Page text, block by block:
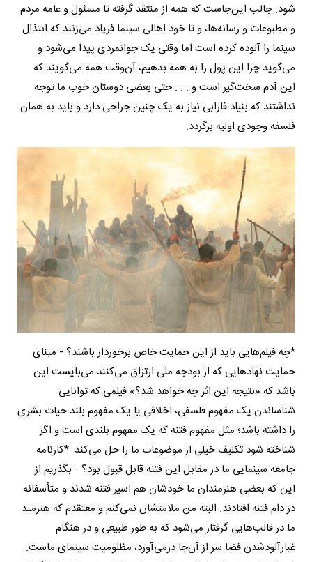
شود. جالب این‌جاست که همه از منتقد گرفته تا مسئول و عامه مردم
و مطبوعات و رسانه‌ها، و تا خود اهالی سینما فریاد می‌زنند که ابتذال
سینما را آلوده کرده است اما وقتی یک جوان‎مردی پیدا می‌شود و
می‌گوید چرا این پول را به همه بدهیم، آن‌وقت همه می‌گویند که
این آدم سخت‌گیر است و . . . حتی بعضی دوستان خوب ما توجه
نداشتند که بنیاد فارابی نیاز به یک چنین جراحی دارد و باید به همان
فلسفه وجودی اولیه برگردد.
*چه فیلم‌هایی باید از این حمایت خاص برخوردار باشند؟ - مبنای
حمایت نهادهایی که از بودجه ملی ارتزاق می‌کنند می‌بایست این
باشد که «نتیجه این اثر چه خواهد شد؟» فیلمی که توانایی
شناساندن یک مفهوم فلسفی، اخلاقی یا یک مفهوم بلند حیات بشری
را داشته باشد؛ مثل مفهوم فتنه که یک مفهوم بلندی است و اگر
شناخته شود تکلیف خیلی از موضوعات ما را حل می‌کند. *کارنامه
جامعه سینمایی ما در مقابل این فتنه قابل قبول بود؟ - بگذریم از
این که بعضی هنرمندان ما خودشان هم اسیر فتنه شدند و متأسفانه
در دام فتنه افتادند. البته من ملامت‎شان نمی‌کنم و معتقدم که هنرمند
ما در قالب‌هایی گرفتار می‌شود که به طور طبیعی و در هنگام
غبارآلودشدن فضا سر از آن‌جا درمی‌آورد، مظلومیت سینمای ماست.